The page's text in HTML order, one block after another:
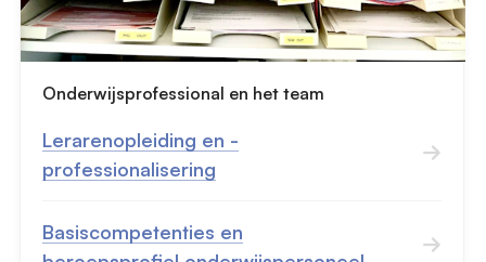
Onderwijsprofessional en het team
Lerarenopleiding en -
professionalisering
Basiscompetenties en